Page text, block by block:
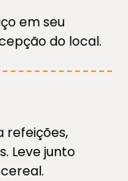
em seu
do local.
refeições,
Leve junto